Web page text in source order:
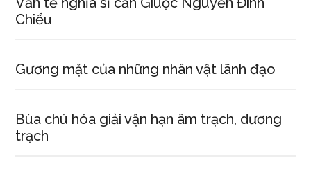
Chiểu
Gương mặt của những nhân vật lãnh đạo
Bùa chú hóa giải vận hạn âm trạch, dương
trạch